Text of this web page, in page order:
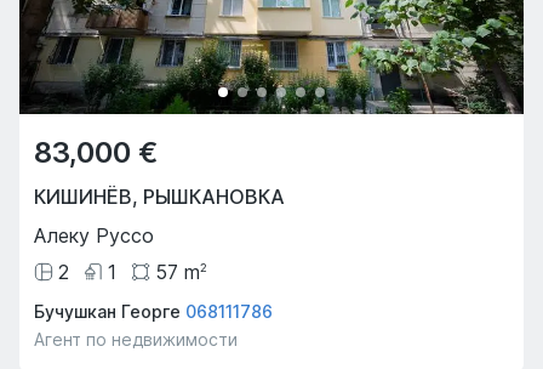
83,000 €
КИШИНЁВ, РЫШКАНОВКА
Алеку Руссо
2
1 57 m2
Бучушкан Георге 068111786
Агент по недвижимости